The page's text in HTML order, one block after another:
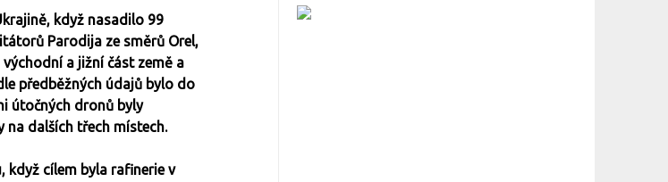
když nasadilo 99
Parodija ze směrů Orel,
a jižní část země a
předběžných údajů bylo do
útočných dronů byly
na dalších třech místech.
když cílem byla rafinerie v